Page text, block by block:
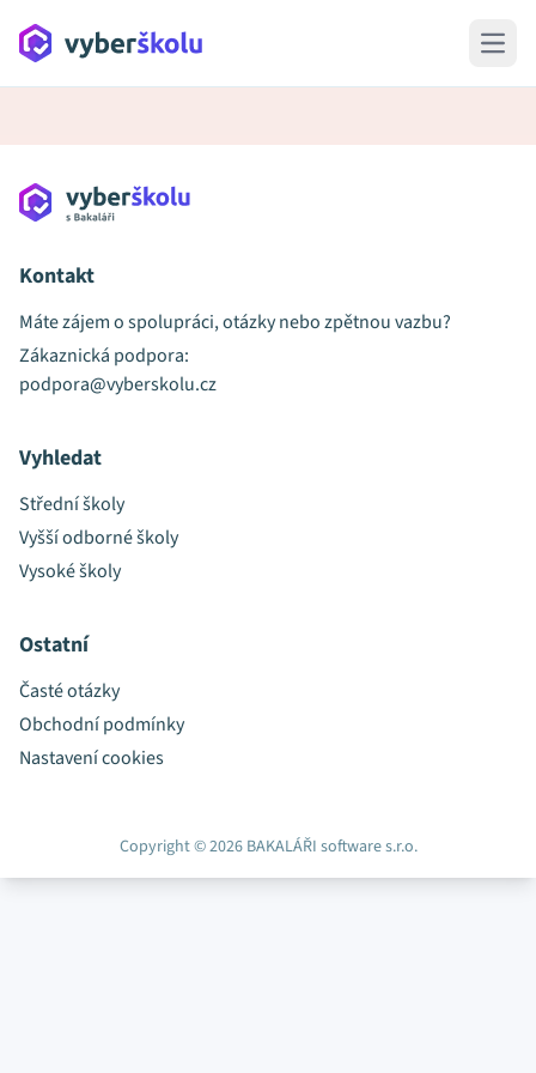
Open
Kontakt
Máte zájem o spolupráci, otázky nebo zpětnou vazbu?
Zákaznická podpora:
podpora@vyberskolu.cz
Vyhledat
Střední školy
Vyšší odborné školy
Vysoké školy
Ostatní
Časté otázky
Obchodní podmínky
Nastavení cookies
Copyright © 2026 BAKALÁŘI software s.r.o.